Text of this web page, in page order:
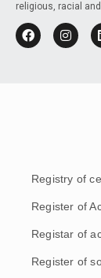
religious, racial
Registry of
Register of
Registar of
Register of